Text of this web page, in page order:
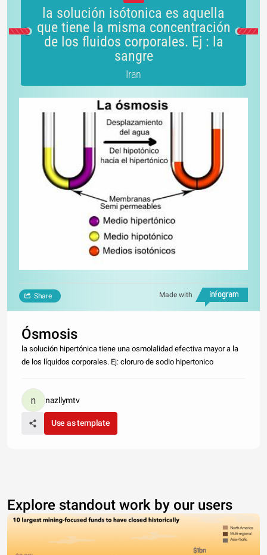
la solución isótonica es aquella
que tiene la misma concentración
de los fluidos corporales. Ej : la
sangre
Iran
Made with
Share
Ósmosis
la solución hipertónica tiene una osmolalidad efectiva mayor a la
de los líquidos corporales. Ej: cloruro de sodio hipertonico
nazllymtv
Use as template
Explore standout work by our users